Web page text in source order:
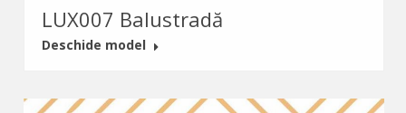
LUX007 Balustradă
Deschide model